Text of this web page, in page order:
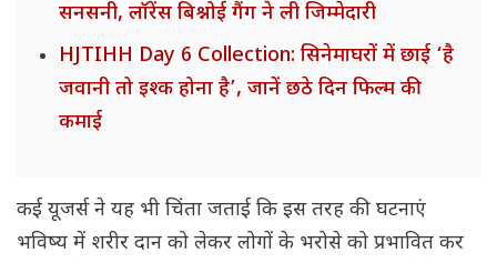
सनसनी, लॉरेंस बिश्नोई गैंग ने ली जिम्मेदारी
HJTIHH Day 6 Collection: सिनेमाघरों में छाई ‘है
जवानी तो इश्क होना है’, जानें छठे दिन फिल्म की
कमाई
कई यूजर्स ने यह भी चिंता जताई कि इस तरह की घटनाएं
भविष्य में शरीर दान को लेकर लोगों के भरोसे को प्रभावित कर